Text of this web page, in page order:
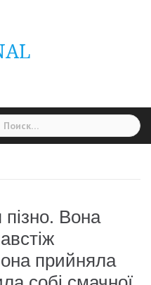
пізно. Вона
прийняла